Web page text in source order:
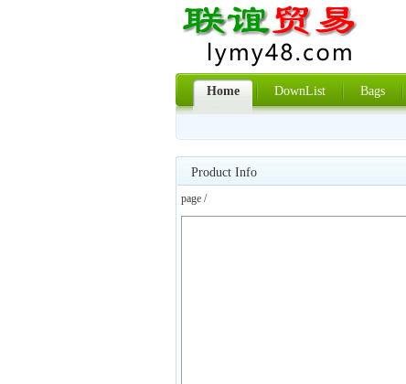
Home DownList Bags
Product Info
page /